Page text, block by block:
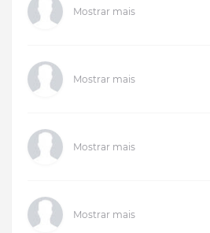
Mostrar mais
Mostrar mais
Mostrar mais
Mostrar mais